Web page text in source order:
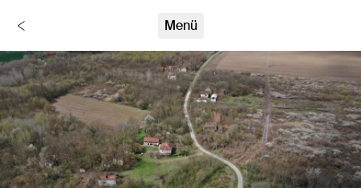
Stumme Zeugen
Menü